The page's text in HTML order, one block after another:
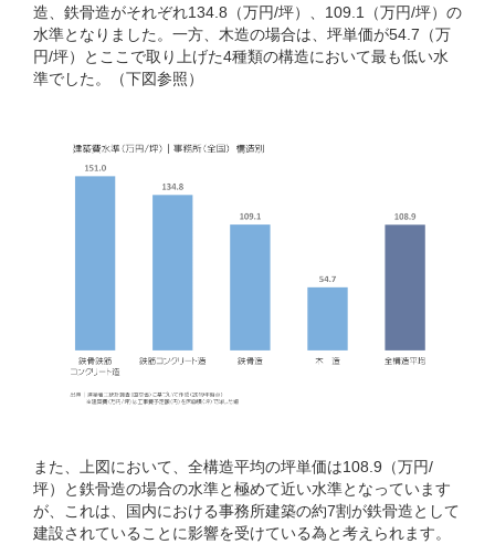
造、鉄骨造がそれぞれ134.8（万円/坪）、109.1（万円/坪）の
水準となりました。一方、木造の場合は、坪単価が54.7（万
円/坪）とここで取り上げた4種類の構造において最も低い水
準でした。（下図参照）
また、上図において、全構造平均の坪単価は108.9（万円/
坪）と鉄骨造の場合の水準と極めて近い水準となっています
が、これは、国内における事務所建築の約7割が鉄骨造として
建設されていることに影響を受けている為と考えられます。